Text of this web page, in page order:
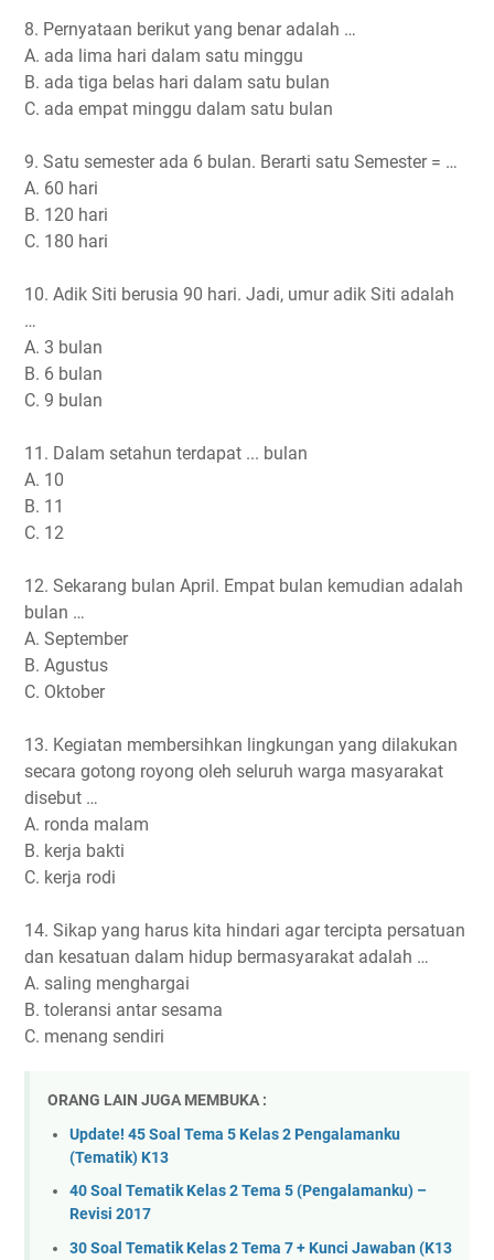
8. Pernyataan berikut yang benar adalah …
A. ada lima hari dalam satu minggu
B. ada tiga belas hari dalam satu bulan
C. ada empat minggu dalam satu bulan
9. Satu semester ada 6 bulan. Berarti satu Semester = …
A. 60 hari
B. 120 hari
C. 180 hari
10. Adik Siti berusia 90 hari. Jadi, umur adik Siti adalah
…
A. 3 bulan
B. 6 bulan
C. 9 bulan
11. Dalam setahun terdapat ... bulan
A. 10
B. 11
C. 12
12. Sekarang bulan April. Empat bulan kemudian adalah
bulan …
A. September
B. Agustus
C. Oktober
13. Kegiatan membersihkan lingkungan yang dilakukan
secara gotong royong oleh seluruh warga masyarakat
disebut …
A. ronda malam
B. kerja bakti
C. kerja rodi
14. Sikap yang harus kita hindari agar tercipta persatuan
dan kesatuan dalam hidup bermasyarakat adalah …
A. saling menghargai
B. toleransi antar sesama
C. menang sendiri
ORANG LAIN JUGA MEMBUKA :
Update! 45 Soal Tema 5 Kelas 2 Pengalamanku
(Tematik) K13
40 Soal Tematik Kelas 2 Tema 5 (Pengalamanku) –
Revisi 2017
30 Soal Tematik Kelas 2 Tema 7 + Kunci Jawaban (K13